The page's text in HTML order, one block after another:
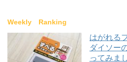
Weekly Ranking
はがれる
ダイソー
ってみま